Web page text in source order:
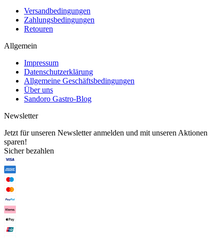
Versandbedingungen
Zahlungsbedingungen
Retouren
Allgemein
Impressum
Datenschutzerklärung
Allgemeine Geschäftsbedingungen
Über uns
Sandoro Gastro-Blog
Newsletter
Jetzt für unseren Newsletter anmelden und mit unseren Aktionen
sparen!
Sicher bezahlen